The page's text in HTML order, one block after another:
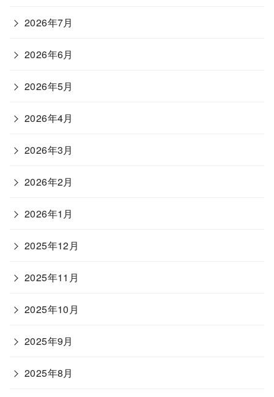
2026年7月
2026年6月
2026年5月
2026年4月
2026年3月
2026年2月
2026年1月
2025年12月
2025年11月
2025年10月
2025年9月
2025年8月